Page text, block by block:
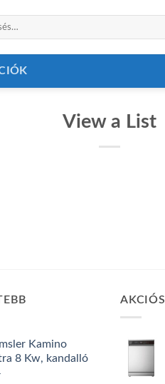
View a List
Kamino
8 Kw, kandalló
AKCIÓS